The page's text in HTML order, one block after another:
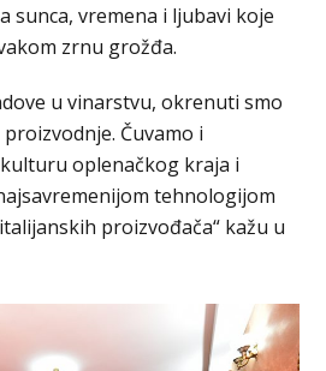
sunca, vremena i ljubavi koje
zrnu grožđa.
u vinarstvu, okrenuti smo
Čuvamo i
oplenačkog kraja i
tehnologijom
proizvođača“ kažu u